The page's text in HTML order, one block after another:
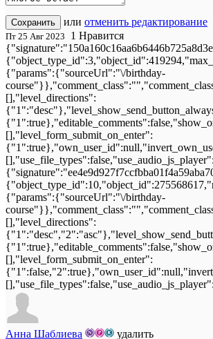
Сохранить или отменить редактирование
Пт 25 Авг 2023 1 Нравится
{"params":{"sourceUrl":"\/birthday-
[],"level_directions":
[],"level_form_submit_on_enter":
{"params":{"sourceUrl":"\/birthday-
[],"level_directions":
[],"level_form_submit_on_enter":
Анна Шаблиева
удалить